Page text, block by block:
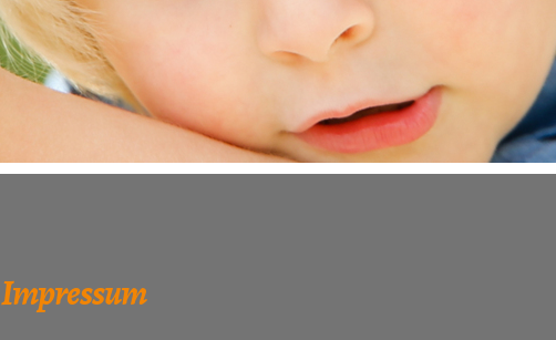
Impressum